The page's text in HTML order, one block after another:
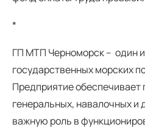
*
ГП МТП Черноморск – один
государственных морских
Предприятие обеспечивает
генеральных, навалочных и
важную роль в